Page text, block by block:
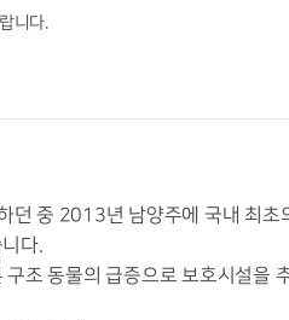
니다.
중 2013년 남양주에 국내 최초
다.
조 동물의 급증으로 보호시설을